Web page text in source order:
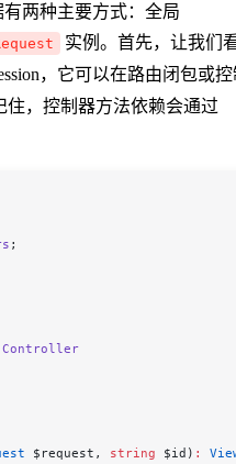
有两种主要方式：全局
实例。首先，让我们
，它可以在路由闭包或
，控制器方法依赖会通过
;
Controller
$request , string $id ) :